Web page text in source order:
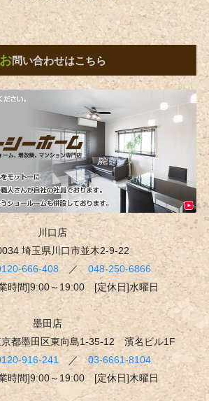
お問い合わせはこちら
川口店
埼玉県川口市並木2-9-22
666-408 ／ 048-250-6866
～19:00 [定休日]水曜日
墨田店
都墨田区東向島1-35-12 濱名ビル1F
916-241／03-6661-8104
]9:00～19:00 [定休日]木曜日